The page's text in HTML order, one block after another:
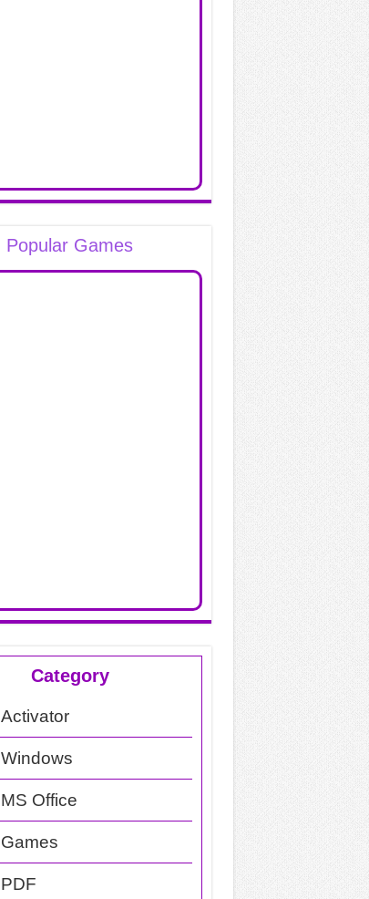
Popular Games
Category
Activator
Windows
MS Office
Games
PDF